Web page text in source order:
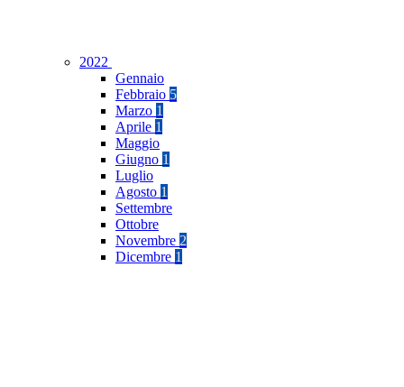
2022
Gennaio
Febbraio 5
Marzo 1
Aprile 1
Maggio
Giugno 1
Luglio
Agosto 1
Settembre
Ottobre
Novembre 2
Dicembre 1